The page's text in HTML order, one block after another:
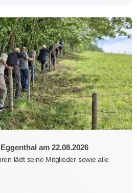
am 22.08.2026
lädt seine Mitglieder sowie alle